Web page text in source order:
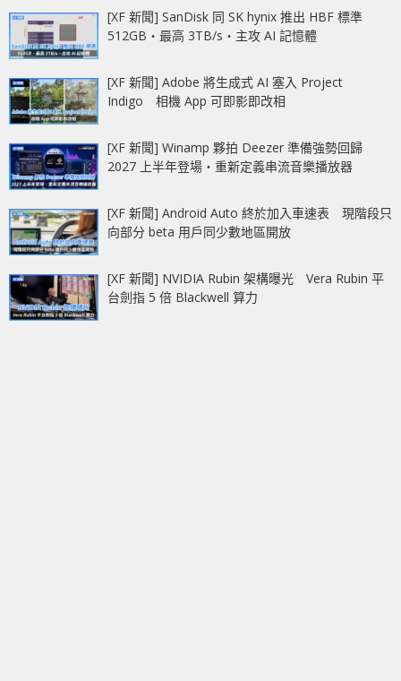
[XF 新聞] SanDisk 同 SK hynix 推出 HBF 標準
512GB‧最高 3TB/s‧主攻 AI 記憶體
[XF 新聞] Adobe 將生成式 AI 塞入 Project
Indigo 相機 App 可即影即改相
[XF 新聞] Winamp 夥拍 Deezer 準備強勢回歸
2027 上半年登場‧重新定義串流音樂播放器
[XF 新聞] Android Auto 終於加入車速表 現階段只
向部分 beta 用戶同少數地區開放
[XF 新聞] NVIDIA Rubin 架構曝光 Vera Rubin 平
台劍指 5 倍 Blackwell 算力